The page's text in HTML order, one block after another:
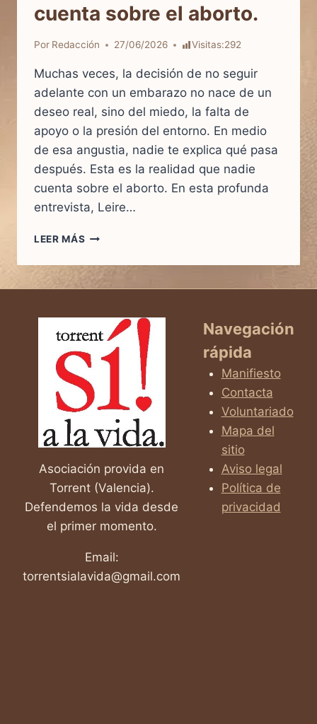
cuenta sobre el aborto.
Por Redacción 27/06/2026 Visitas:292
Muchas veces, la decisión de no seguir
adelante con un embarazo no nace de un
deseo real, sino del miedo, la falta de
apoyo o la presión del entorno. En medio
de esa angustia, nadie te explica qué pasa
después. Esta es la realidad que nadie
cuenta sobre el aborto. En esta profunda
entrevista, Leire…
LEER MÁS ¿TE
PRESIONADA?
LA
Y
LA
REALIDAD
QUE
NADIE
CUENTA
SOBRE
EL
Asociación provida en
Torrent (Valencia).
Defendemos la vida desde
el primer momento.
Email:
torrentsialavida@gmail.com
Navegación
rápida
Manifiesto
Contacta
Voluntariado
Mapa del
sitio
Aviso legal
Política de
privacidad